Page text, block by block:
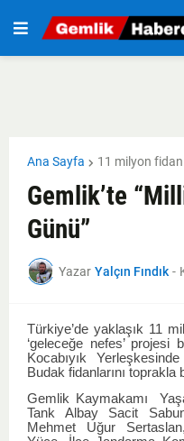
Ana Sayfa 11 milyon fidan
Gemlik’te
Günü”
Yazar Yalçın Fındık -
Türkiye’de yaklaşık 11
‘geleceğe nefes’ projesi
Kocabıyık
Budak fidanlarını
Gemlik Kaymakamı
Tank Albay Sacit
Mehmet Uğur